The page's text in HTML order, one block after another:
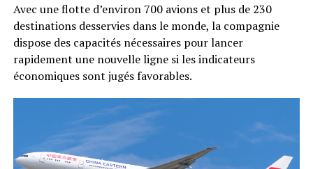
Avec une flotte d’environ 700 avions et plus de 230
destinations desservies dans le monde, la compagnie
dispose des capacités nécessaires pour lancer
rapidement une nouvelle ligne si les indicateurs
économiques sont jugés favorables.